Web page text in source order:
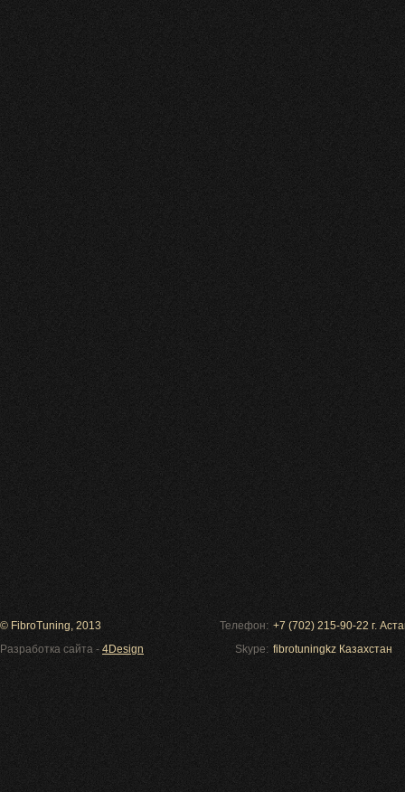
© FibroTuning, 2013
Разработка сайта - 4Design
Телефон: +7 (702) 215-90-22 г.
Skype: fibrotuningkz Казахстан